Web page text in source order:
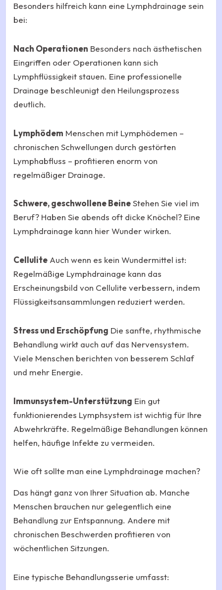
Besonders hilfreich kann eine Lymphdrainage sein
bei:
Nach Operationen Besonders nach ästhetischen
Eingriffen oder Operationen kann sich
Lymphflüssigkeit stauen. Eine professionelle
Drainage beschleunigt den Heilungsprozess
deutlich.
Lymphödem Menschen mit Lymphödemen –
chronischen Schwellungen durch gestörten
Lymphabfluss – profitieren enorm von
regelmäßiger Drainage.
Schwere, geschwollene BeineStehen Sie viel im
Beruf? Haben Sie abends oft dicke Knöchel? Eine
Lymphdrainage kann hier Wunder wirken.
Cellulite Auch wenn es kein Wundermittel ist:
Regelmäßige Lymphdrainage kann das
Erscheinungsbild von Cellulite verbessern, indem
Flüssigkeitsansammlungen reduziert werden.
Stress und Erschöpfung Die sanfte, rhythmische
Behandlung wirkt auch auf das Nervensystem.
Viele Menschen berichten von besserem Schlaf
und mehr Energie.
Immunsystem-Unterstützung Ein gut
funktionierendes Lymphsystem ist wichtig für Ihre
Abwehrkräfte. Regelmäßige Behandlungen können
helfen, häufige Infekte zu vermeiden.
Wie oft sollte man eine Lymphdrainage machen?
Das hängt ganz von Ihrer Situation ab. Manche
Menschen brauchen nur gelegentlich eine
Behandlung zur Entspannung. Andere mit
chronischen Beschwerden profitieren von
wöchentlichen Sitzungen.
Eine typische Behandlungsserie umfasst: